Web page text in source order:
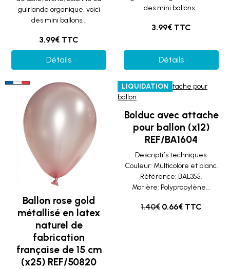
guirlande organique, voici
des mini ballons...
3.99€ TTC
Détails
des mini ballons...
3.99€ TTC
Détails
Ballon rose gold
métallisé en latex
naturel de
fabrication
française de 15 cm
(x25) REF/50820
LIQUIDATION
Bolduc avec attache
pour ballon (x12)
REF/BA1604
Descriptifs techniques:
Couleur: Multicolore et blanc.
Référence: BAL355.
Matière: Polypropylène...
1.40€ 0.66€ TTC